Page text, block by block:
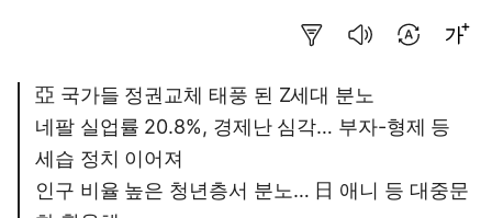
亞 국가들 정권교체 태풍 된 Z세대 분노
네팔 실업률 20.8%, 경제난 심각… 부자-형제 등
세습 정치 이어져
인구 비율 높은 청년층서 분노… 日 애니 등 대중문